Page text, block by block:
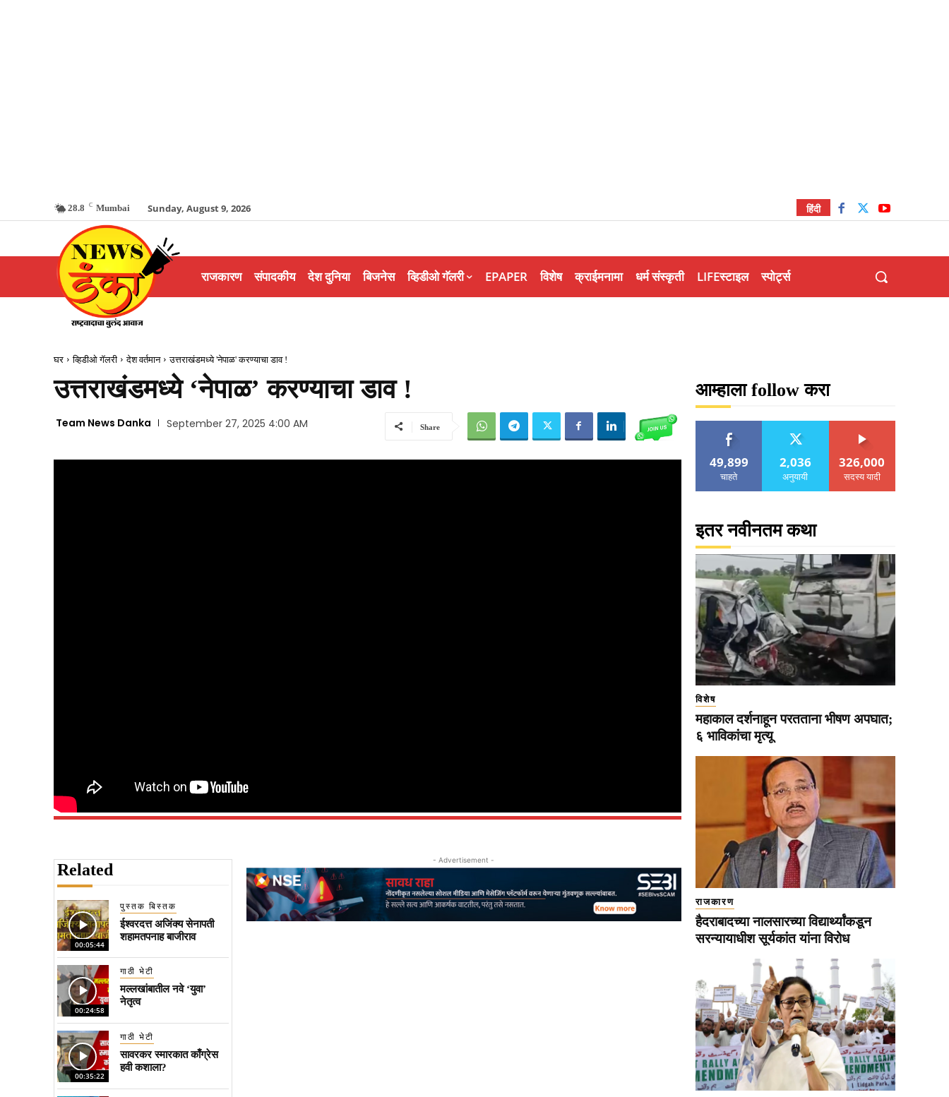
28.8 C Mumbai Sunday, August 9, 2026 हिंदी
राजकारण संपादकीय देश दुनिया बिजनेस व्हिडीओ गॅलरी EPAPER विशेष क्राईमनामा धर्म संस्कृती LIFEस्टाइल स्पोर्ट्स
घर व्हिडीओ गॅलरी देश वर्तमान उत्तराखंडमध्ये 'नेपाळ' करण्याचा डाव !
उत्तराखंडमध्ये ‘नेपाळ’ करण्याचा डाव !
Team News Danka September 27, 2025 4:00 AM Share
Related
00:05:44
पुस्तक बिस्तक
ईश्वरदत्त अजिंक्य सेनापती
शहामतपनाह बाजीराव
00:24:58
गाठी भेटी
मल्लखांबातील नवे ‘युवा’
नेतृत्व
00:35:22
गाठी भेटी
सावरकर स्मारकात काँग्रेस
हवी कशाला?
- Advertisement -
आम्हाला follow करा
49,899
चाहते
2,036
अनुयायी
326,000
सदस्य यादी
इतर नवीनतम कथा
विशेष
महाकाल दर्शनाहून परतताना भीषण अपघात;
६ भाविकांचा मृत्यू
राजकारण
हैदराबादच्या नालसारच्या विद्यार्थ्यांकडून
सरन्यायाधीश सूर्यकांत यांना विरोध